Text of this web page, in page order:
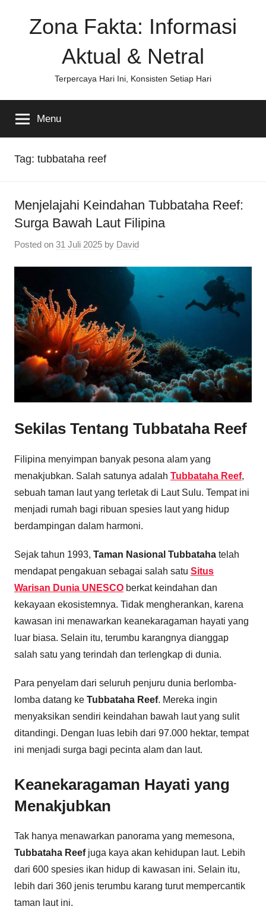
Zona Fakta: Informasi
Aktual & Netral
Terpercaya Hari Ini, Konsisten Setiap Hari
Menu
Tag: tubbataha reef
Menjelajahi Keindahan Tubbataha Reef:
Surga Bawah Laut Filipina
Posted on 31 Juli 2025 by David
Sekilas Tentang Tubbataha Reef
Filipina menyimpan banyak pesona alam yang
menakjubkan. Salah satunya adalah Tubbataha Reef,
sebuah taman laut yang terletak di Laut Sulu. Tempat ini
menjadi rumah bagi ribuan spesies laut yang hidup
berdampingan dalam harmoni.
Sejak tahun 1993, Taman Nasional Tubbataha telah
mendapat pengakuan sebagai salah satu Situs
Warisan Dunia UNESCO berkat keindahan dan
kekayaan ekosistemnya. Tidak mengherankan, karena
kawasan ini menawarkan keanekaragaman hayati yang
luar biasa. Selain itu, terumbu karangnya dianggap
salah satu yang terindah dan terlengkap di dunia.
Para penyelam dari seluruh penjuru dunia berlomba-
lomba datang ke Tubbataha Reef. Mereka ingin
menyaksikan sendiri keindahan bawah laut yang sulit
ditandingi. Dengan luas lebih dari 97.000 hektar, tempat
ini menjadi surga bagi pecinta alam dan laut.
Keanekaragaman Hayati yang
Menakjubkan
Tak hanya menawarkan panorama yang memesona,
Tubbataha Reefjuga kaya akan kehidupan laut. Lebih
dari 600 spesies ikan hidup di kawasan ini. Selain itu,
lebih dari 360 jenis terumbu karang turut mempercantik
taman laut ini.